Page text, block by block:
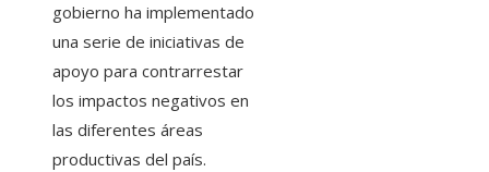
gobierno ha implementado
una serie de iniciativas de
apoyo para contrarrestar
los impactos negativos en
las diferentes áreas
productivas del país.